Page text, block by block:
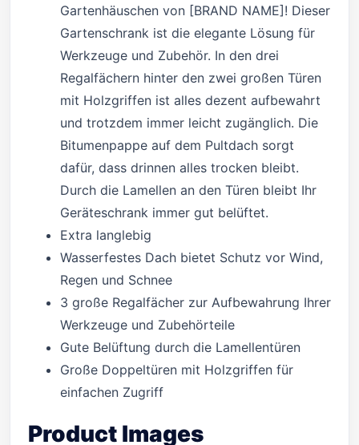
Gartenhäuschen von [BRAND NAME]! Dieser
Gartenschrank ist die elegante Lösung für
Werkzeuge und Zubehör. In den drei
Regalfächern hinter den zwei großen Türen
mit Holzgriffen ist alles dezent aufbewahrt
und trotzdem immer leicht zugänglich. Die
Bitumenpappe auf dem Pultdach sorgt
dafür, dass drinnen alles trocken bleibt.
Durch die Lamellen an den Türen bleibt Ihr
Geräteschrank immer gut belüftet.
Extra langlebig
Wasserfestes Dach bietet Schutz vor Wind,
Regen und Schnee
3 große Regalfächer zur Aufbewahrung Ihrer
Werkzeuge und Zubehörteile
Gute Belüftung durch die Lamellentüren
Große Doppeltüren mit Holzgriffen für
einfachen Zugriff
Product Images